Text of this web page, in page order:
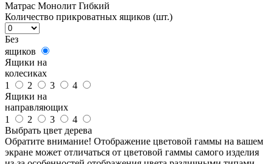
Матрас Монолит Гибкий
Количество прикроватных ящиков (шт.)
Без
ящиков
Ящики на
колесиках
1
2 3
4
Ящики на
направляющих
1
2 3
4
Выбрать цвет дерева
Обратите внимание! Отображение цветовой гаммы на вашем
экране может отличаться от цветовой гаммы самого изделия